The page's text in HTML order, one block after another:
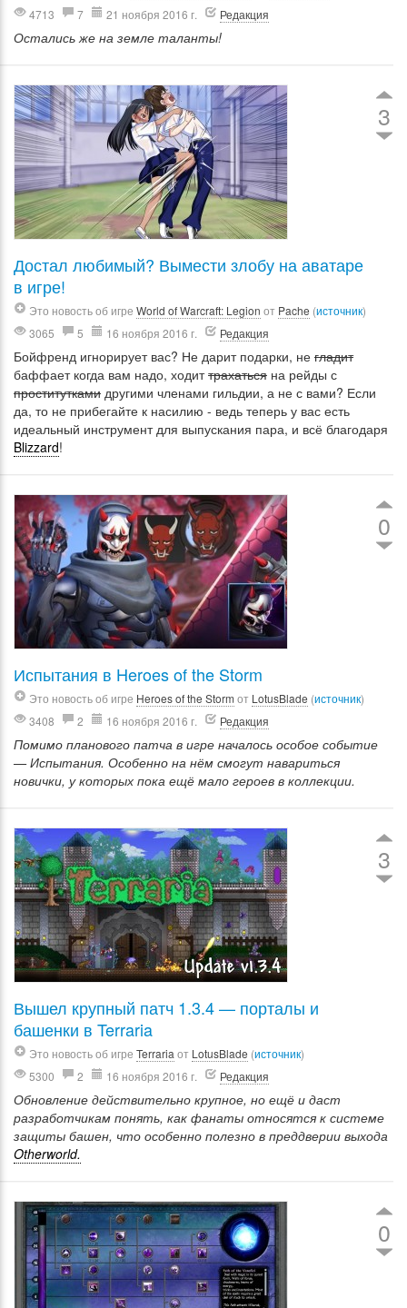
4713
7 21 ноября 2016 г. Редакция
Остались же на земле таланты!
3
Достал любимый? Вымести злобу на аватаре
в игре!
Это новость об игре World of Warcraft: Legion от Pache (источник)
3065
5 16 ноября 2016 г. Редакция
Бойфренд игнорирует вас? Не дарит подарки, не гладит
баффает когда вам надо, ходиттрахаться на рейды с
проститутками другими членами гильдии, а не с вами? Если
да, то не прибегайте к насилию - ведь теперь у вас есть
идеальный инструмент для выпускания пара, и всё благодаря
Blizzard!
0
Испытания в Heroes of the Storm
Это новость об игре Heroes of the Storm от LotusBlade (источник)
3408
2 16 ноября 2016 г. Редакция
Помимо планового патча в игре началось особое событие
— Испытания. Особенно на нём смогут навариться
новички, у которых пока ещё мало героев в коллекции.
3
Вышел крупный патч 1.3.4 — порталы и
башенки в Terraria
Это новость об игре Terraria от LotusBlade (источник)
5300
2 16 ноября 2016 г. Редакция
Обновление действительно крупное, но ещё и даст
разработчикам понять, как фанаты относятся к системе
защиты башен, что особенно полезно в преддверии выхода
Otherworld.
0